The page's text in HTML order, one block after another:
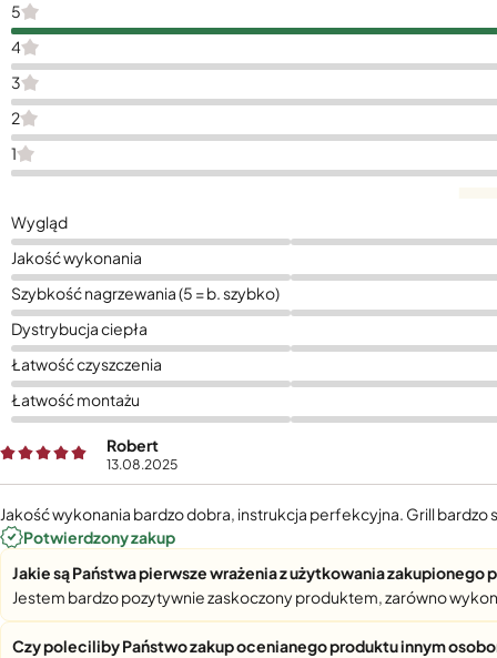
5
4
3
2
1
Wygląd
Jakość wykonania
Szybkość nagrzewania (5 = b. szybko)
Dystrybucja ciepła
Łatwość czyszczenia
Łatwość montażu
Robert
13.08.2025
Jakość wykonania bardzo dobra, instrukcja perfekcyjna. Grill
Potwierdzony zakup
Jakie są Państwa pierwsze wrażenia z użytkowania zakupionego
Jestem bardzo pozytywnie zaskoczony produktem, zarówno
Czy poleciliby Państwo zakup ocenianego produktu innym